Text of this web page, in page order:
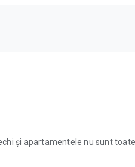
și apartamentele nu sunt